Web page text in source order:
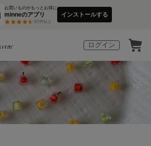
お買いものがもっとお得に
minneのアプリ
3万件以上
インストールする
ログイン